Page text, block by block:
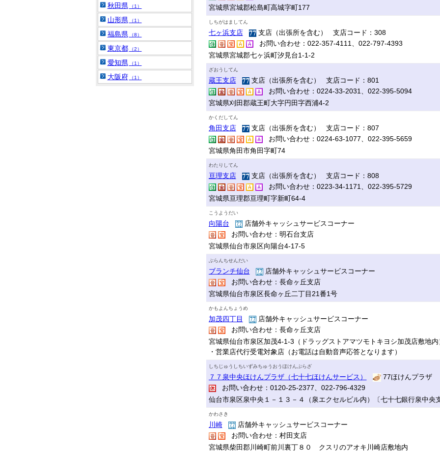
宮城県宮城郡松島町高城字町177
しちがはましてん
七ヶ浜支店
支店（出張所を含む） 支店コード：308
お問い合わせ：022-357-4111、022-797-4393
宮城県宮城郡七ヶ浜町汐見台1-1-2
ざおうしてん
蔵王支店
支店（出張所を含む） 支店コード：801
お問い合わせ：0224-33-2031、022-395-5094
宮城県刈田郡蔵王町大字円田字西浦4-2
かくだしてん
角田支店
支店（出張所を含む） 支店コード：807
お問い合わせ：0224-63-1077、022-395-5659
宮城県角田市角田字町74
わたりしてん
亘理支店
支店（出張所を含む） 支店コード：808
お問い合わせ：0223-34-1171、022-395-5729
宮城県亘理郡亘理町字新町64-4
こうようだい
向陽台
店舗外キャッシュサービスコーナー
お問い合わせ：明石台支店
宮城県仙台市泉区向陽台4-17-5
ぶらんちせんだい
ブランチ仙台
店舗外キャッシュサービスコーナー
お問い合わせ：長命ヶ丘支店
宮城県仙台市泉区長命ヶ丘二丁目21番1号
かもよんちょうめ
加茂四丁目
店舗外キャッシュサービスコーナー
お問い合わせ：長命ヶ丘支店
宮城県仙台市泉区加茂4-1-3（ドラッグストアマツモトキヨシ加茂店敷地内
・営業店代行受電対象店（お電話は自動音声応答となります）
しちじゅうしちいずみちゅうおうほけんぷらざ
７７泉中央ほけんプラザ（七十七ほけんサービス）
77ほけんプラザ
お問い合わせ：0120-25-2377、022-796-4329
仙台市泉区泉中央１－１３－４（泉エクセルビル内）〔七十七銀行泉中央
かわさき
川崎
店舗外キャッシュサービスコーナー
お問い合わせ：村田支店
宮城県柴田郡川崎町前川裏丁８０ クスリのアオキ川崎店敷地内
秋田県 （1）
山形県 （1）
福島県 （8）
東京都 （2）
愛知県 （1）
大阪府 （1）